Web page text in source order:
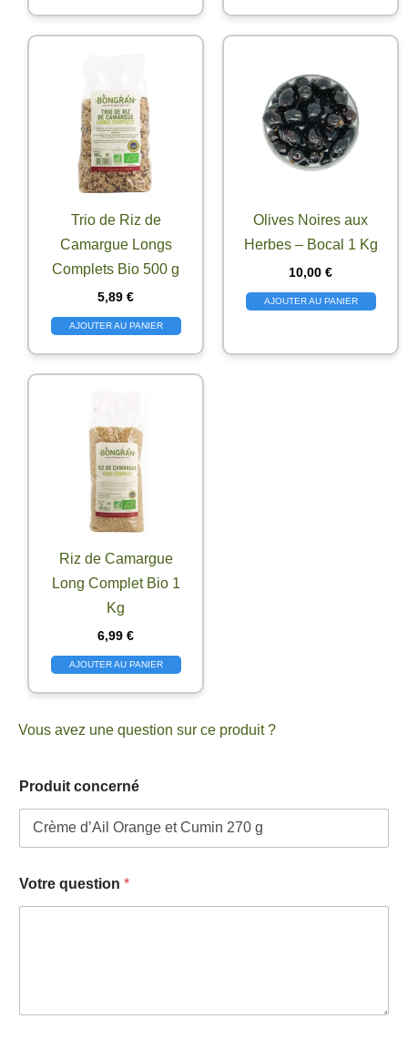
Trio de Riz de
Camargue Longs
Complets Bio 500 g
5,89 €
AJOUTER AU PANIER
Olives Noires aux
Herbes – Bocal 1 Kg
10,00 €
AJOUTER AU PANIER
Riz de Camargue
Long Complet Bio 1
Kg
6,99 €
AJOUTER AU PANIER
Vous avez une question sur ce produit ?
u
e
o
n
*
i
Produit concerné
Votre question *